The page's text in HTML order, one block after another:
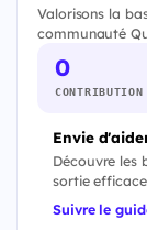
Valorisons la
communauté
0
Envie
Découvre les
sortie
Suivre le